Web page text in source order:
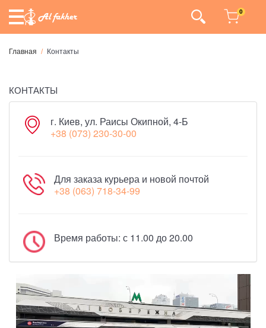
0
Главная Контакты
КОНТАКТЫ
г. Киев, ул. Раисы Окипной, 4-Б
+38 (073) 230-30-00
Для заказа курьера и новой почтой
+38 (063) 718-34-99
Время работы: с 11.00 до 20.00